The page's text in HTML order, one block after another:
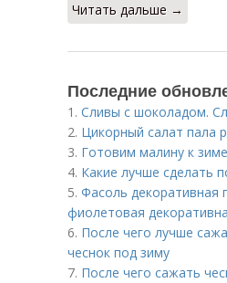
Читать дальше →
Последние
1. Сливы с шоколадом.
2. Цикорный салат пала
3. Готовим малину к
4. Какие лучше сделать
5. Фасоль декоративная
фиолетовая
6. После чего лучше
чеснок под зиму
7. После чего сажать